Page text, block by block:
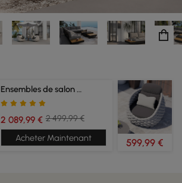
Ensembles de salon de jardin
2 089,99 € 2 499,99 €
Acheter Maintenant
599,99 €